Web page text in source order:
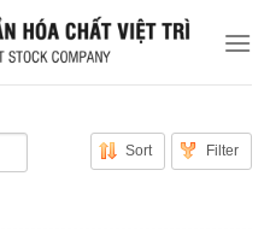
Filter
Sort